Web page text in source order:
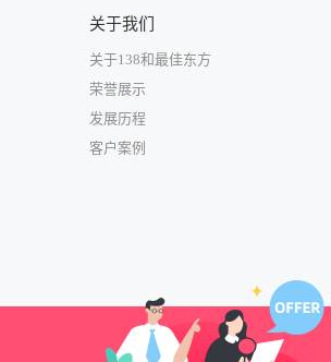
关于我们
关于138和最佳东方
荣誉展示
发展历程
客户案例